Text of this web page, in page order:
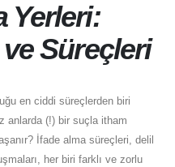
Yerleri:
ve Süreçleri
en ciddi süreçlerden biri
anlarda (!) bir suçla itham
İfade alma süreçleri, delil
her biri farklı ve zorlu